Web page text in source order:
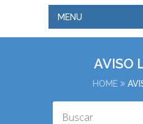
MENU
AVISO
HOME